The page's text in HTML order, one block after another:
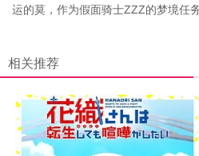
运的莫，作为假面骑士ZZZ的梦境任
相关推荐